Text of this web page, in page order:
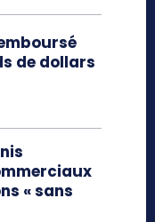
de dollars
« sans